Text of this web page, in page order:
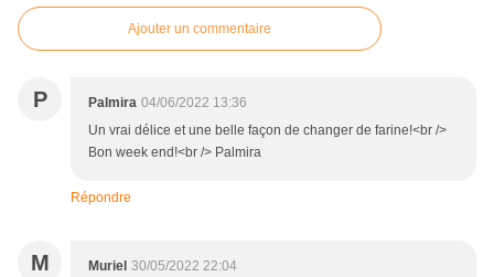
Ajouter un commentaire
P Palmira 04/06/2022 13:36
Un vrai délice et une belle façon de changer de farine!<br />
Bon week end!<br /> Palmira
Répondre
M Muriel 30/05/2022 22:04